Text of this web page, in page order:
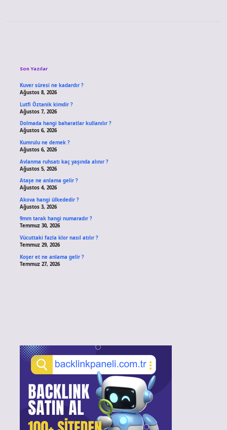
Son Yazılar
Kuver süresi ne kadardır ?
Ağustos 8, 2026
Lutfi Öztanik kimdir ?
Ağustos 7, 2026
Dolmada hangi baharatlar kullanılır ?
Ağustos 6, 2026
Kumrulu ne demek ?
Ağustos 6, 2026
Avlanma ruhsatı kaç yaşında alınır ?
Ağustos 5, 2026
Ataşe ne anlama gelir ?
Ağustos 4, 2026
Akova hangi ülkededir ?
Ağustos 3, 2026
9mm tarak hangi numaradır ?
Temmuz 30, 2026
Vücuttaki fazla klor nasıl atılır ?
Temmuz 29, 2026
Koşer et ne anlama gelir ?
Temmuz 27, 2026